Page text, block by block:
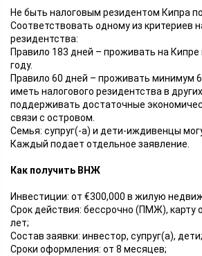
Не быть налоговым резидентом Кипра
Соответствовать одному из критериев
резидентства:
Правило 183 дней – проживать на
году.
Правило 60 дней – проживать минимум
иметь налогового резидентства в
поддерживать достаточные
связи с островом.
Семья: супруг(-а) и дети-иждивенцы
Каждый подает отдельное заявление.
Как получить ВНЖ
Инвестиции: от €300,000 в жилую
Срок действия: бессрочно (ПМЖ), карту
лет;
Состав заявки: инвестор, супруг(а), дети;
Сроки оформления: от 8 месяцев;